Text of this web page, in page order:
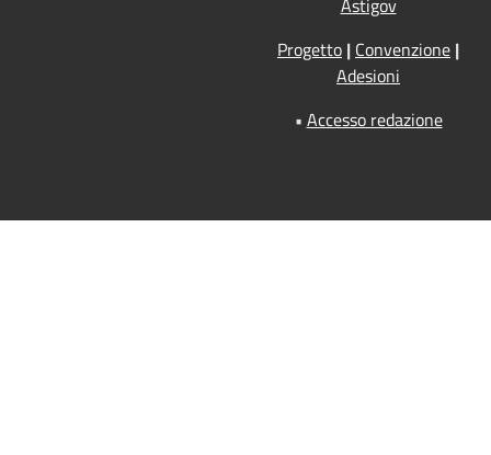
Astigov
Progetto | Convenzione |
Adesioni
• Accesso redazione